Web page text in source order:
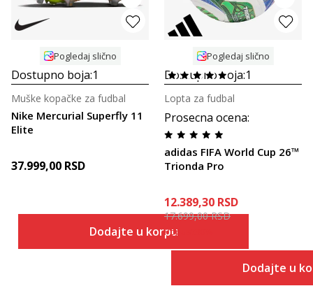
Pogledaj slično
Dostupno boja:1
Nike Mercurial Superfly 11
Elite
Muške kopačke za fudbal
37.999,00 RSD
Dodajte u korpu
Pogledaj slično
Dostupno boja:1
Prosecna ocena:
adidas FIFA World Cup 26™
Trionda Pro
Lopta za fudbal
12.389,30 RSD
17.699,00RSD
Popust
Dodajte u